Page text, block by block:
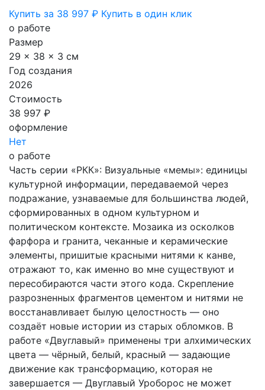
Купить за 38 997 ₽ Купить в один клик
о работе
Размер
29 x 38 x 3 см
Год создания
2026
Стоимость
38 997 ₽
оформление
Нет
о работе
Часть серии «РКК»: Визуальные «мемы»: единицы
культурной информации, передаваемой через
подражание, узнаваемые для большинства людей,
сформированных в одном культурном и
политическом контексте. Мозаика из осколков
фарфора и гранита, чеканные и керамические
элементы, пришитые красными нитями к канве,
отражают то, как именно во мне существуют и
пересобираются части этого кода. Скрепление
разрозненных фрагментов цементом и нитями не
восстанавливает былую целостность — оно
создаёт новые истории из старых обломков. В
работе «Двуглавый» применены три алхимических
цвета — чёрный, белый, красный — задающие
движение как трансформацию, которая не
завершается — Двуглавый Уроборос не может